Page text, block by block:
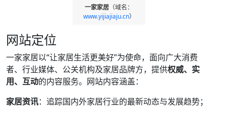
一家家居 （域名：
www.yijiajiaju.cn）
网站定位
一家家居以“让家居生活更美好”为使命，面向广大消费
者、行业媒体、公关机构及家居品牌方，提供权威、实
用、互动的内容服务。网站内容涵盖：
家居资讯：追踪国内外家居行业的最新动态与发展趋势；